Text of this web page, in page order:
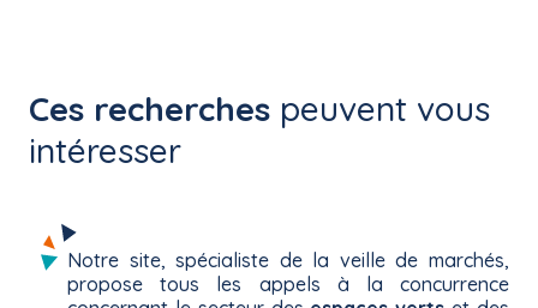
Ces recherches peuvent vous
intéresser
Notre site, spécialiste de la veille de marchés,
propose tous les appels à la concurrence